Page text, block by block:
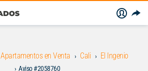
Apartamentos en Venta Cali El Ingenio
Aviso #2058760